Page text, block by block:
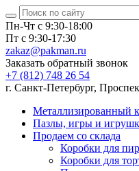
Пн-Чт с 9:30-18:00
Пт с 9:30-17:30
zakaz@pakman.ru
Заказать обратный звонок
+7 (812) 748 26 54
г. Санкт-Петербург,
Металлизированный
Пазлы, игры и
Продаем со склада
Коробки для
Коробки для